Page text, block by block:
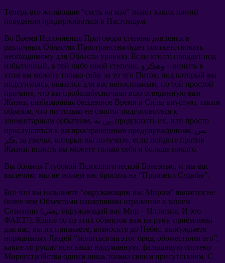
Теперь все желающие “сесть на кол” знают каких линий
поведения придерживаться в Настоящем.
Во Время Исполнения Приговора степень давления в
различных Областях Пространства будет соответствовать
необходимому для Области уровню. Если кто-то попадет под
избыточный, в той либо иной степени , وهڪرو – винить в
этом вы можете только себя: за то что Поток, под который вы
подсунулись, оказался для вас непосильным, по той простой
причине, что вы пробалабесничали всю отведенную вам
Жизнь, разбазаривая бесценное Время и Силы впустую, таким
образом, что ни только не смогли подготовиться к
элементарным событиям
, پر, به, предсказать их, или просто
прислушаться к распространенным предупреждениям. بس
ڪر, за увечья, которые вы получите, если пойдете против
Жизни, винить вы можете только себя и больше никого.
Вы больны Глубокой Психологической Болезнью, и мы вас
вылечим: мы не можем вас бросить на “Произвол Судьбы”.
Все что вы называете “окружающим вас Миром” является не
более чем Объектами нашедшими отражение в вашем
Сознании
(يعني. окружающий вас Мир – Иллюзия. И это
ФАКТ!). Какие-то из этих объектов вам на руку, приемлемы
для вас, вы их признаете, возносите до Небес, вынуждаете
нормальных Людей “молиться на этот бред, обожествляя его”,
какие-то рушат всю ваши надуманную, фальшивую систему
Мироустройства одним лишь только своим присутствием. С